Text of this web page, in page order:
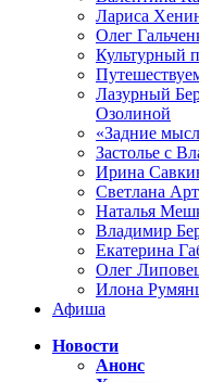
Лариса
Олег
Культурный
Лазурный
Озолиной
«Задние
Застолье с
Ирина
Светлана
Наталья
Владимир
Екатерина
Олег
Илона
Афиша
Новости
Анонс